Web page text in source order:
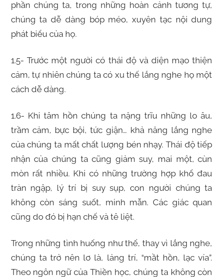
phần chúng ta, trong những hoàn cảnh tương tự,
chúng ta dễ dàng bóp méo, xuyên tạc nội dung
phát biểu của họ.
1.5- Trước một người có thái độ và diện mạo thiện
cảm, tự nhiên chúng ta có xu thế lắng nghe họ một
cách dễ dàng.
1.6- Khi tâm hồn chúng ta nặng trĩu những lo âu,
trầm cảm, bực bội, tức giận… khả năng lắng nghe
của chúng ta mất chất lượng bén nhạy. Thái độ tiếp
nhận của chúng ta cũng giảm suy, mai một, cùn
mòn rất nhiều. Khi có những trường hợp khổ đau
tràn ngập, lý trí bị suy sụp, con người chúng ta
không còn sáng suốt, minh mẫn. Các giác quan
cũng do đó bị hạn chế và tê liệt.
Trong những tình huống như thế, thay vì lắng nghe,
chúng ta trở nên lơ là, lảng trí, “mầt hồn, lạc vía”.
Theo ngôn ngữ của Thiền học, chúng ta không còn